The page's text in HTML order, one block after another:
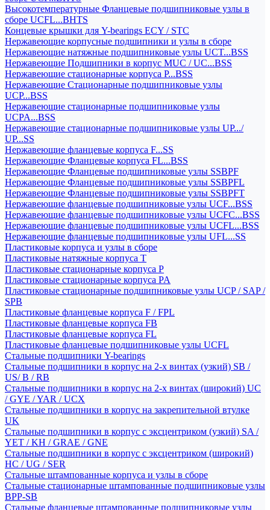
Высокотемпературные Фланцевые подшипниковые узлы в
сборе UCFL...BHTS
Концевые крышки для Y-bearings ECY / STC
Нержавеющие корпусные подшипники и узлы в сборе
Нержавеющие натяжные подшипниковые узлы UCT...BSS
Нержавеющие Подшипники в корпус MUC / UC...BSS
Нержавеющие стационарные корпуса P...BSS
Нержавеющие Стационарные подшипниковые узлы
UCP...BSS
Нержавеющие стационарные подшипниковые узлы
UCPA...BSS
Нержавеющие стационарные подшипниковые узлы UP.../
UP...SS
Нержавеющие фланцевые корпуса F...SS
Нержавеющие Фланцевые корпуса FL...BSS
Нержавеющие Фланцевые подшипниковые узлы SSBPF
Нержавеющие Фланцевые подшипниковые узлы SSBPFL
Нержавеющие Фланцевые подшипниковые узлы SSBPFT
Нержавеющие фланцевые подшипниковые узлы UCF...BSS
Нержавеющие фланцевые подшипниковые узлы UCFC...BSS
Нержавеющие фланцевые подшипниковые узлы UCFL...BSS
Нержавеющие фланцевые подшипниковые узлы UFL...SS
Пластиковые корпуса и узлы в сборе
Пластиковые натяжные корпуса T
Пластиковые стационарные корпуса P
Пластиковые стационарные корпуса PA
Пластиковые стационарные подшипниковые узлы UCP / SAP /
SPB
Пластиковые фланцевые корпуса F / FPL
Пластиковые фланцевые корпуса FB
Пластиковые фланцевые корпуса FL
Пластиковые фланцевые подшипниковые узлы UCFL
Стальные подшипники Y-bearings
Стальные подшипники в корпус на 2-х винтах (узкий) SB /
US/ B / RB
Стальные подшипники в корпус на 2-х винтах (широкий) UC
/ GYE / YAR / UCX
Стальные подшипники в корпус на закрепительной втулке
UK
Стальные подшипники в корпус с эксцентриком (узкий) SA /
YET / KH / GRAE / GNE
Стальные подшипники в корпус с эксцентриком (широкий)
HC / UG / SER
Стальные штампованные корпуса и узлы в сборе
Стальные стационарные штампованные подшипниковые узлы
BPP-SB
Стальные фланцевые штампованные подшипниковые узлы